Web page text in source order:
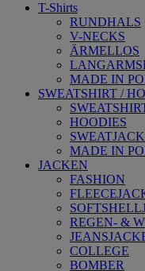
T-Shirts
RUNDHALS
V-NECKS
ÄRMELLOS
MADE IN
SWEATSHIRT /
HOODIES
MADE IN
JACKEN
FASHION
REGEN- &
COLLEGE
BOMBER